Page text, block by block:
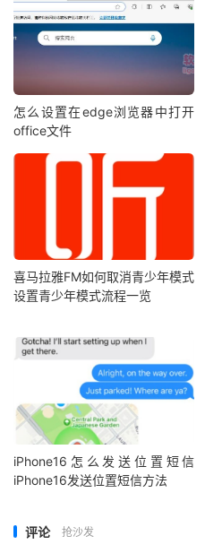
怎么设置在edge浏览器中打开
office文件
喜马拉雅FM如何取消青少年模式
设置青少年模式流程一览
iPhone16怎么发送位置短信
iPhone16发送位置短信方法
评论 抢沙发